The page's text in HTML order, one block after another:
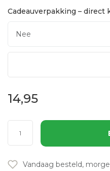
Cadeauverpakking – direct
14,95
Vandaag besteld,